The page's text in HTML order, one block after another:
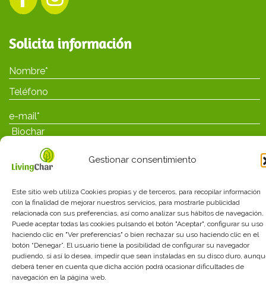
Gestionar consentimiento
Este sitio web utiliza Cookies propias y de terceros, para recopilar información
con la finalidad de mejorar nuestros servicios, para mostrarle publicidad
relacionada con sus preferencias, así como analizar sus hábitos de navegación.
Puede aceptar todas las cookies pulsando el botón "Aceptar", configurar su uso
haciendo clic en "Ver preferencias" o bien rechazar su uso haciendo clic en el
botón “Denegar”. El usuario tiene la posibilidad de configurar su navegador
pudiendo, si así lo desea, impedir que sean instaladas en su disco duro,
deberá tener en cuenta que dicha acción podrá ocasionar dificultades de
navegación en la página web.
Solicita información
He leído y acepto las